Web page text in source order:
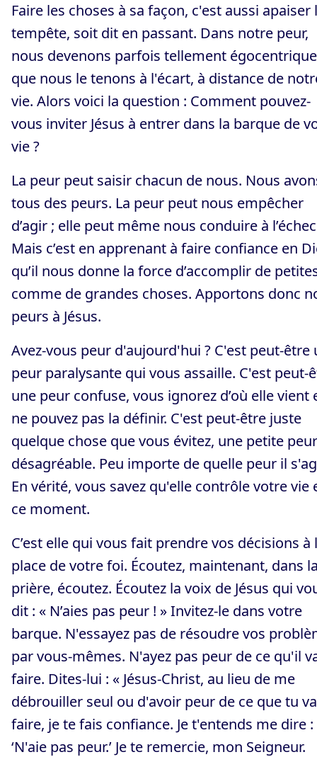
Faire les choses à sa façon, c'est aussi apaiser
tempête, soit dit en passant. Dans notre peur,
nous devenons parfois tellement
que nous le tenons à l'écart, à distance de
vie. Alors voici la question : Comment pouvez-
vous inviter Jésus à entrer dans la barque de
vie ?
La peur peut saisir chacun de nous. Nous
tous des peurs. La peur peut nous empêcher
d’agir ; elle peut même nous conduire à
Mais c’est en apprenant à faire confiance en
qu’il nous donne la force d’accomplir de
comme de grandes choses. Apportons donc
peurs à Jésus.
Avez-vous peur d'aujourd'hui ? C'est peut-être
peur paralysante qui vous assaille. C'est peut-
une peur confuse, vous ignorez d’où elle vient
ne pouvez pas la définir. C'est peut-être juste
quelque chose que vous évitez, une petite peur
désagréable. Peu importe de quelle peur il
En vérité, vous savez qu'elle contrôle votre vie
ce moment.
C’est elle qui vous fait prendre vos décisions à
place de votre foi. Écoutez, maintenant, dans
prière, écoutez. Écoutez la voix de Jésus qui
dit : « N’aies pas peur ! » Invitez-le dans votre
barque. N'essayez pas de résoudre vos
par vous-mêmes. N'ayez pas peur de ce qu'il
faire. Dites-lui : « Jésus-Christ, au lieu de me
débrouiller seul ou d'avoir peur de ce que tu
faire, je te fais confiance. Je t'entends me dire :
‘N'aie pas peur.’ Je te remercie, mon Seigneur.